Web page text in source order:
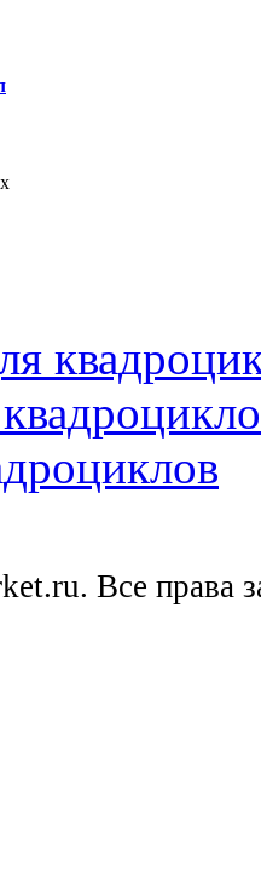
Все права